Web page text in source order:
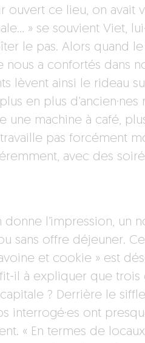
ouvert ce lieu, on avait
» se souvient Viet,
le pas. Alors quand le
a confortés dans
lèvent ainsi le rideau
en plus d’ancien·nes
machine à café,
pas forcément
avec des
donne l’impression, un
sans offre déjeuner.
et cookie » est
il à expliquer que
? Derrière le
interrogé·es ont
« En termes de